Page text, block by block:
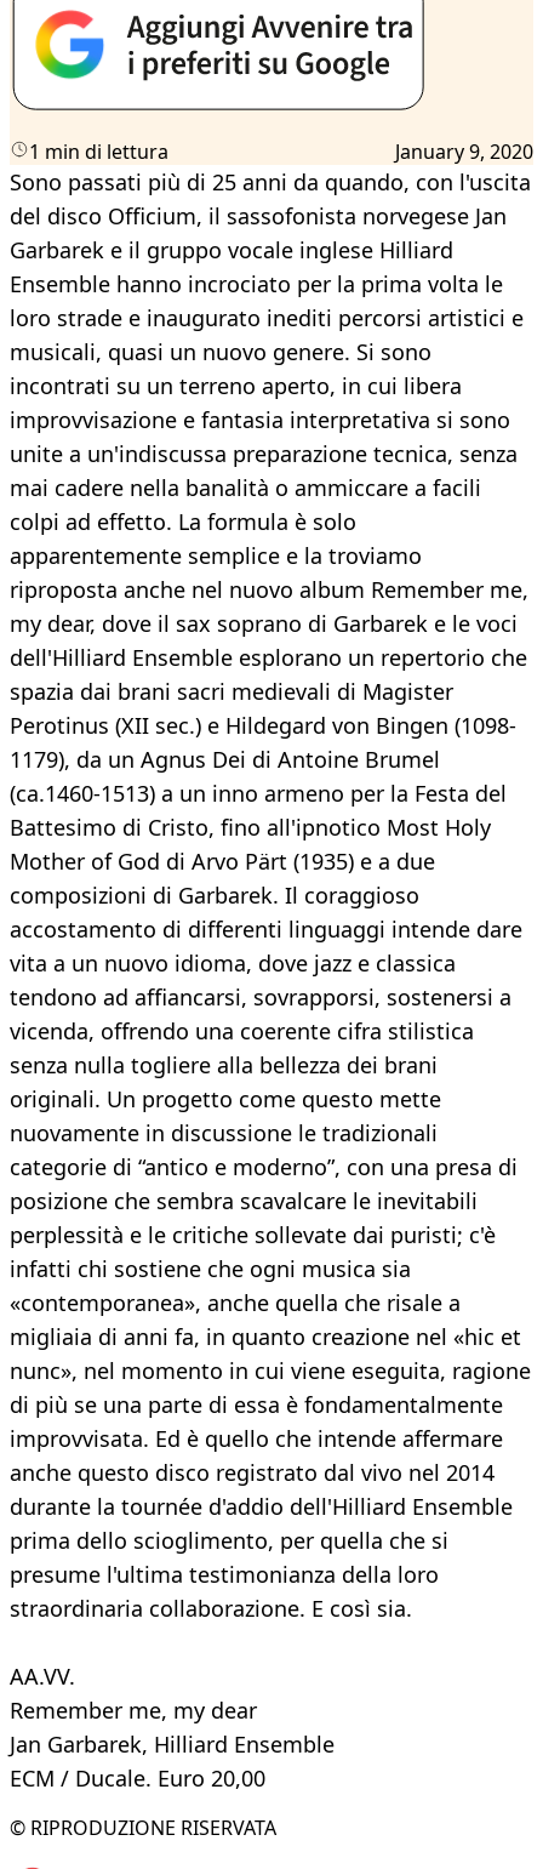
1 min di lettura January 9, 2020
Sono passati più di 25 anni da quando, con l'uscita
del disco Officium, il sassofonista norvegese Jan
Garbarek e il gruppo vocale inglese Hilliard
Ensemble hanno incrociato per la prima volta le
loro strade e inaugurato inediti percorsi artistici e
musicali, quasi un nuovo genere. Si sono
incontrati su un terreno aperto, in cui libera
improvvisazione e fantasia interpretativa si sono
unite a un'indiscussa preparazione tecnica, senza
mai cadere nella banalità o ammiccare a facili
colpi ad effetto. La formula è solo
apparentemente semplice e la troviamo
riproposta anche nel nuovo album Remember me,
my dear, dove il sax soprano di Garbarek e le voci
dell'Hilliard Ensemble esplorano un repertorio che
spazia dai brani sacri medievali di Magister
Perotinus (XII sec.) e Hildegard von Bingen (1098-
1179), da un Agnus Dei di Antoine Brumel
(ca.1460-1513) a un inno armeno per la Festa del
Battesimo di Cristo, fino all'ipnotico Most Holy
Mother of God di Arvo Pärt (1935) e a due
composizioni di Garbarek. Il coraggioso
accostamento di differenti linguaggi intende dare
vita a un nuovo idioma, dove jazz e classica
tendono ad affiancarsi, sovrapporsi, sostenersi a
vicenda, offrendo una coerente cifra stilistica
senza nulla togliere alla bellezza dei brani
originali. Un progetto come questo mette
nuovamente in discussione le tradizionali
categorie di “antico e moderno”, con una presa di
posizione che sembra scavalcare le inevitabili
perplessità e le critiche sollevate dai puristi; c'è
infatti chi sostiene che ogni musica sia
«contemporanea», anche quella che risale a
migliaia di anni fa, in quanto creazione nel «hic et
nunc», nel momento in cui viene eseguita, ragione
di più se una parte di essa è fondamentalmente
improvvisata. Ed è quello che intende affermare
anche questo disco registrato dal vivo nel 2014
durante la tournée d'addio dell'Hilliard Ensemble
prima dello scioglimento, per quella che si
presume l'ultima testimonianza della loro
straordinaria collaborazione. E così sia.
AA.VV.
Remember me, my dear
Jan Garbarek, Hilliard Ensemble
ECM / Ducale. Euro 20,00
© RIPRODUZIONE RISERVATA